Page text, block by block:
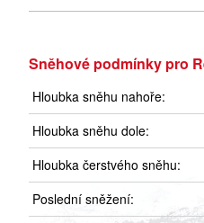
Sněhové podmínky pro
Hloubka sněhu nahoře:
Hloubka sněhu dole:
Hloubka čerstvého sněhu:
Poslední sněžení: